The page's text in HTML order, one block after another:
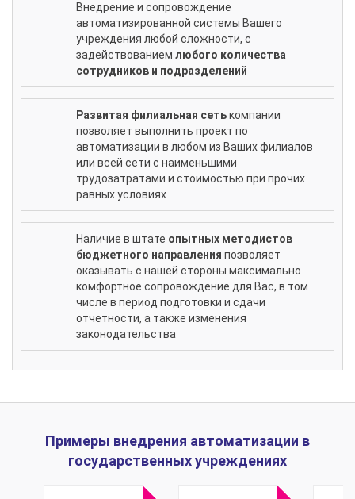
Внедрение и сопровождение
автоматизированной системы Вашего
учреждения любой сложности, с
задействованием любого количества
сотрудников и подразделений
Развитая филиальная сетькомпании
позволяет выполнить проект по
автоматизации в любом из Ваших филиалов
или всей сети с наименьшими
трудозатратами и стоимостью при прочих
равных условиях
Наличие в штате опытных методистов
бюджетного направления позволяет
оказывать с нашей стороны максимально
комфортное сопровождение для Вас, в том
числе в период подготовки и сдачи
отчетности, а также изменения
законодательства
Примеры внедрения автоматизации в
государственных учреждениях